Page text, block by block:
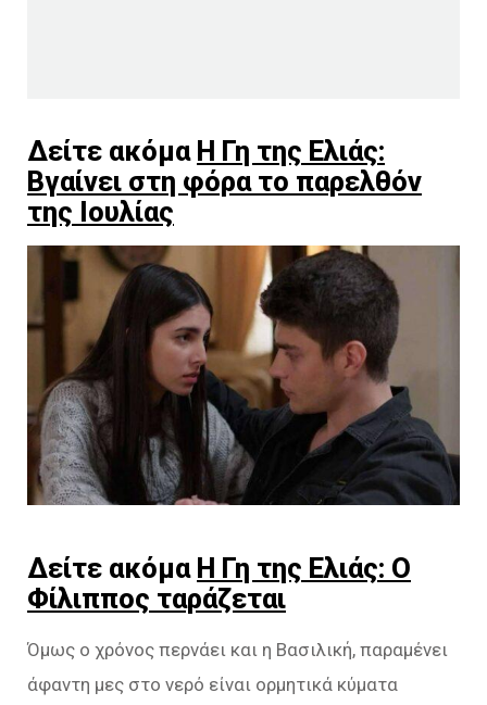
Δείτε ακόμα Η Γη της Ελιάς:
Βγαίνει στη φόρα το παρελθόν
της Ιουλίας
Δείτε ακόμα Η Γη της Ελιάς: Ο
Φίλιππος ταράζεται
Όμως ο χρόνος περνάει και η Βασιλική, παραμένει
άφαντη μες στο νερό είναι ορμητικά κύματα